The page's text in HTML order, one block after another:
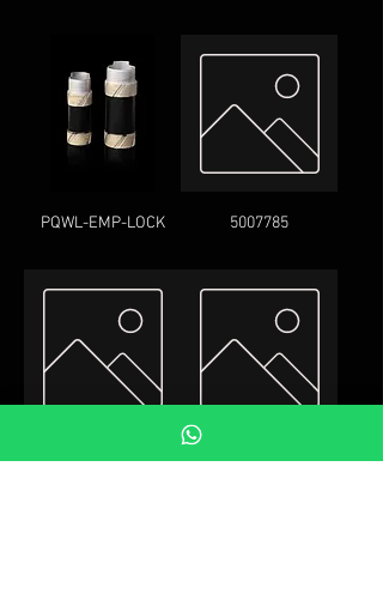
PQWL-EMP-LOCK 5007785
5007787 5007789